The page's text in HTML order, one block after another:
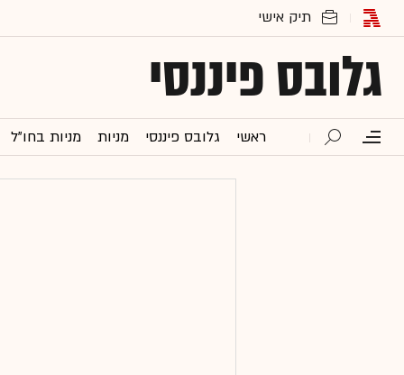
גלובס פיננסי
ראשי גלובס פיננסי מניות מניות בחו"ל